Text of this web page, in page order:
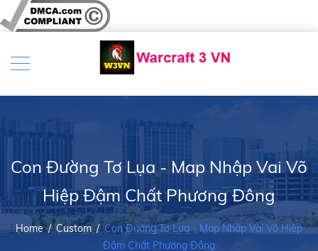
Con Đường Tơ Lụa - Map Nhập Vai Võ
Hiệp Đậm Chất Phương Đông
Home /Custom /Con Đường Tơ Lụa - Map Nhập Vai Võ Hiệp
Đậm Chất Phương Đông